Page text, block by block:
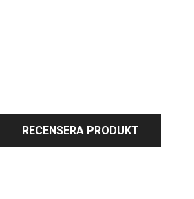
RECENSERA PRODUKT